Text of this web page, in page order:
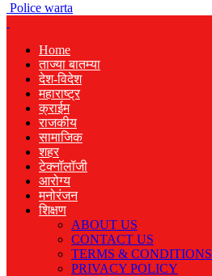
Police warta
Home
ताज्या बातम्या
देश-विदेश
महाराष्ट्र
क्राईम
राजकीय
सामाजिक
शहर
टेक्नॉलॉजी
आरोग्य
मनोरंजन
शिक्षण
ABOUT US
CONTACT US
TERMS & CONDITIONS
PRIVACY POLICY